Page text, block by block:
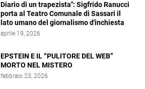
Diario di un trapezista": Sigfrido Ranucci
porta al Teatro Comunale di Sassari il
lato umano del giornalismo d'inchiesta
aprile 19, 2026
EPSTEIN E IL “PULITORE DEL WEB”
MORTO NEL MISTERO
febbraio 23, 2026